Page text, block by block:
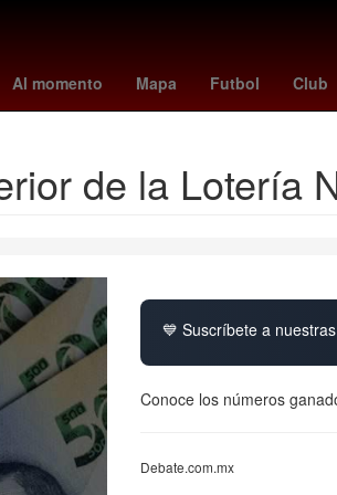
Al momento Mapa Futbol Club
liga mx posiciones Miguel Hidalgo scott
de la Lotería
💙 Suscríbete a
Conoce los números
Debate.com.mx